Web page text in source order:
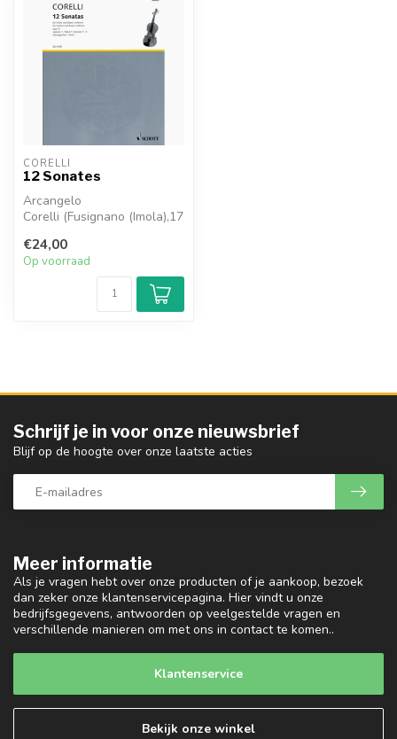
CORELLI
12 Sonates
Arcangelo
Corelli (Fusignano (Imola),17
januari 1713) wa...
€24,00
Op voorraad
Meer informatie
Als je vragen hebt over onze producten of je aankoop, bezoek
dan zeker onze klantenservicepagina. Hier vindt u onze
bedrijfsgegevens, antwoorden op veelgestelde vragen en
verschillende manieren om met ons in contact te komen..
Klantenservice
Bekijk onze winkel
Schrijf je in voor onze nieuwsbrief
Blijf op de hoogte over onze laatste acties